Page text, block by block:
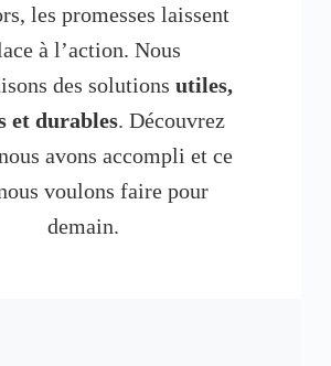
les promesses laissent
à l’action. Nous
des solutions utiles,
et durables. Découvrez
avons accompli et ce
voulons faire pour
demain.